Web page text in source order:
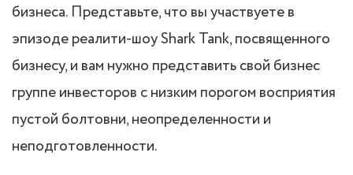
бизнеса. Представьте, что вы участвуете в
эпизоде реалити-шоу Shark Tank, посвященного
бизнесу, и вам нужно представить свой бизнес
группе инвесторов с низким порогом восприятия
пустой болтовни, неопределенности и
неподготовленности.